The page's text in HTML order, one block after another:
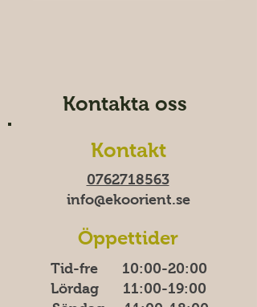
Kontakta oss
Kontakt
0762718563
info@ekoorient.se​​
Öppettider
Tid-fre 10:00-20​​​:00
Lördag 11:00-19:00